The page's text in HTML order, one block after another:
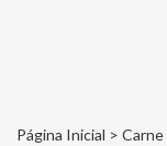
Página Inicial > Carne